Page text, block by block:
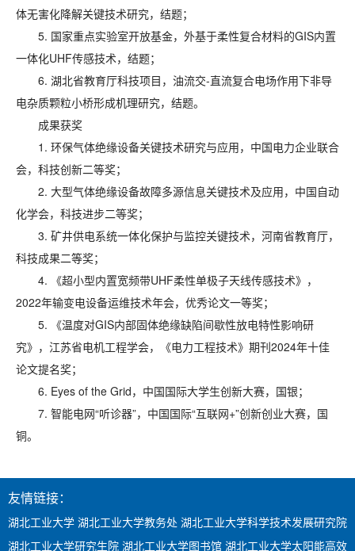
体无害化降解关键技术研究，结题；
5. 国家重点实验室开放基金，外基于柔性复合材料的GIS内置
一体化UHF传感技术，结题；
6. 湖北省教育厅科技项目，油流交-直流复合电场作用下非导
电杂质颗粒小桥形成机理研究，结题。
成果获奖
1. 环保气体绝缘设备关键技术研究与应用，中国电力企业联合
会，科技创新二等奖；
2. 大型气体绝缘设备故障多源信息关键技术及应用，中国自动
化学会，科技进步二等奖；
3. 矿井供电系统一体化保护与监控关键技术，河南省教育厅，
科技成果二等奖；
4. 《超小型内置宽频带UHF柔性单极子天线传感技术》，
2022年输变电设备运维技术年会，优秀论文一等奖；
5. 《温度对GIS内部固体绝缘缺陷间歇性放电特性影响研
究》，江苏省电机工程学会，《电力工程技术》期刊2024年十佳
论文提名奖；
6. Eyes of the Grid，中国国际大学生创新大赛，国银；
7. 智能电网“听诊器”，中国国际“互联网+”创新创业大赛，国
铜。
友情链接：
湖北工业大学 湖北工业大学教务处 湖北工业大学科学技术发展研究院
湖北工业大学研究生院 湖北工业大学图书馆 湖北工业大学太阳能高效